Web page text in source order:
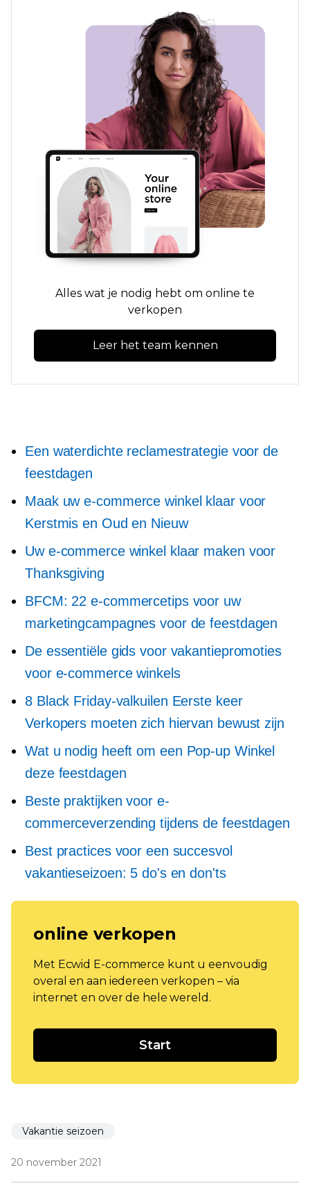
Alles wat je nodig hebt om online te
verkopen
Leer het team kennen
Een waterdichte reclamestrategie voor de
feestdagen
Maak uw e-commerce winkel klaar voor
Kerstmis en Oud en Nieuw
Uw e-commerce winkel klaar maken voor
Thanksgiving
BFCM: 22 e-commercetips voor uw
marketingcampagnes voor de feestdagen
De essentiële gids voor vakantiepromoties
voor e-commerce winkels
8 Black Friday-valkuilen Eerste keer
Verkopers moeten zich hiervan bewust zijn
Wat u nodig heeft om een Pop-upWinkel
deze feestdagen
Beste praktijken voor e-
commerceverzending tijdens de feestdagen
Best practices voor een succesvol
vakantieseizoen: 5 do's en don'ts
online verkopen
Met Ecwid E-commerce kunt u eenvoudig
overal en aan iedereen verkopen – via
internet en over de hele wereld.
Start
Vakantie seizoen
20 november 2021